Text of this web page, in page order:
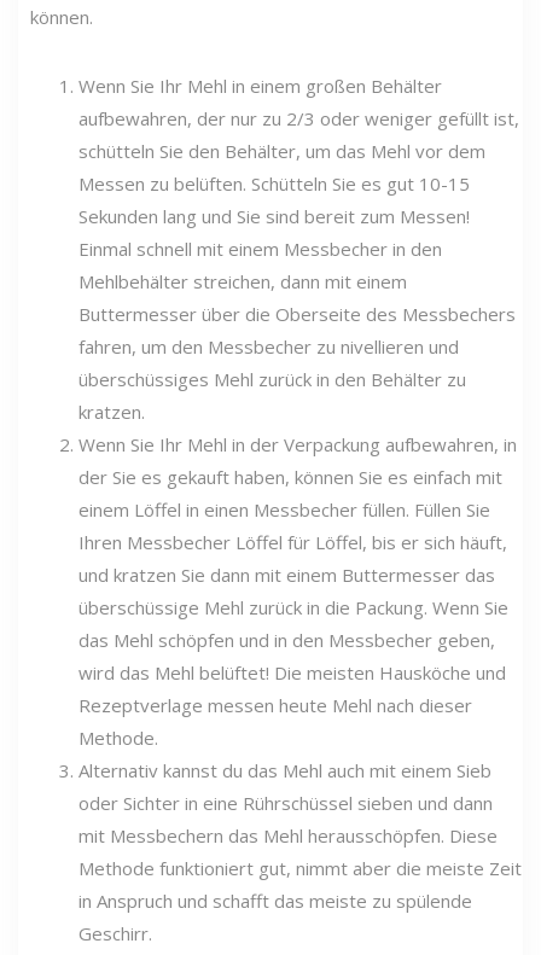
können.
Wenn Sie Ihr Mehl in einem großen Behälter
aufbewahren, der nur zu 2/3 oder weniger gefüllt ist,
schütteln Sie den Behälter, um das Mehl vor dem
Messen zu belüften. Schütteln Sie es gut 10-15
Sekunden lang und Sie sind bereit zum Messen!
Einmal schnell mit einem Messbecher in den
Mehlbehälter streichen, dann mit einem
Buttermesser über die Oberseite des Messbechers
fahren, um den Messbecher zu nivellieren und
überschüssiges Mehl zurück in den Behälter zu
kratzen.
Wenn Sie Ihr Mehl in der Verpackung aufbewahren, in
der Sie es gekauft haben, können Sie es einfach mit
einem Löffel in einen Messbecher füllen. Füllen Sie
Ihren Messbecher Löffel für Löffel, bis er sich häuft,
und kratzen Sie dann mit einem Buttermesser das
überschüssige Mehl zurück in die Packung. Wenn Sie
das Mehl schöpfen und in den Messbecher geben,
wird das Mehl belüftet! Die meisten Hausköche und
Rezeptverlage messen heute Mehl nach dieser
Methode.
Alternativ kannst du das Mehl auch mit einem Sieb
oder Sichter in eine Rührschüssel sieben und dann
mit Messbechern das Mehl herausschöpfen. Diese
Methode funktioniert gut, nimmt aber die meiste Zeit
in Anspruch und schafft das meiste zu spülende
Geschirr.